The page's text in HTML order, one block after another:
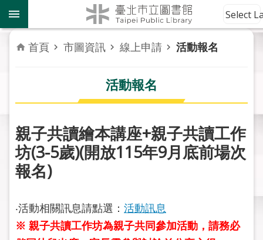
跳到主要內容區塊
到
館
資
訊
者
務
活
動
報
關
Select
首頁 市圖資訊 線上申請 活動報名
活動報名
親子共讀繪本講座+親子共讀工作
坊(3-5歲)(開放115年9月底前場次
報名)
‧活動相關訊息請點選： 活動訊息
※ 親子共讀工作坊為親子共同參加活動，請務必